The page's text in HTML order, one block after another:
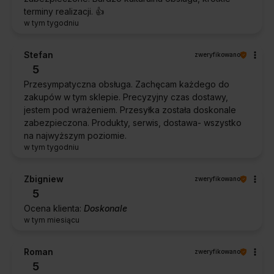
terminy realizacji. 👍️
w tym tygodniu
Stefan zweryfikowano
5
Przesympatyczna obsługa. Zachęcam każdego do
zakupów w tym sklepie. Precyzyjny czas dostawy,
jestem pod wrażeniem. Przesyłka została doskonale
zabezpieczona. Produkty, serwis, dostawa- wszystko
na najwyższym poziomie.
w tym tygodniu
Zbigniew zweryfikowano
5
Ocena klienta: Doskonale
w tym miesiącu
Roman zweryfikowano
5